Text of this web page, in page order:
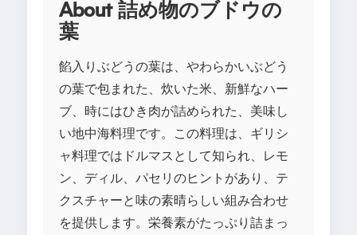
About 詰め物のブドウの
葉
餡入りぶどうの葉は、やわらかいぶどう
の葉で包まれた、炊いた米、新鮮なハー
ブ、時にはひき肉が詰められた、美味し
い地中海料理です。この料理は、ギリシ
ャ料理ではドルマスとして知られ、レモ
ン、ディル、パセリのヒントがあり、テ
クスチャーと味の素晴らしい組み合わせ
を提供します。栄養素がたっぷり詰まっ